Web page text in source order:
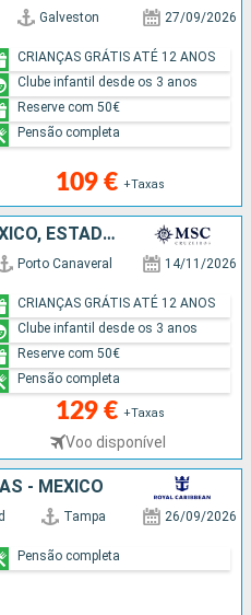
Galveston 27/09/2026
109 € +Taxas
CRIANÇAS GRÁTIS ATÉ 12 ANOS
Clube infantil desde os 3 anos
Reserve com 50€
Pensão completa
BAHAMAS, CARAIBAS - MEXICO, ESTADOS UNIDOS
Porto Canaveral 14/11/2026
129 € +Taxas
Voo disponível
CRIANÇAS GRÁTIS ATÉ 12 ANOS
Clube infantil desde os 3 anos
Reserve com 50€
Pensão completa
- MEXICO
Tampa 26/09/2026
Pensão completa